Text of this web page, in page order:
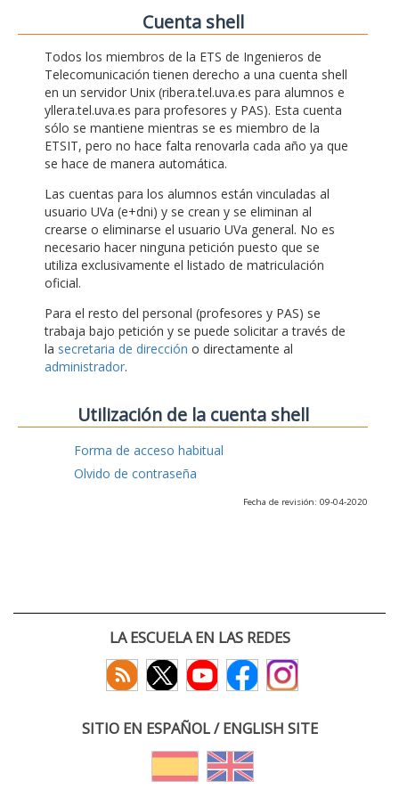
Cuenta shell
Todos los miembros de la ETS de Ingenieros de
Telecomunicación tienen derecho a una cuenta shell
en un servidor Unix (ribera.tel.uva.es para alumnos e
yllera.tel.uva.es para profesores y PAS). Esta cuenta
sólo se mantiene mientras se es miembro de la
ETSIT, pero no hace falta renovarla cada año ya que
se hace de manera automática.
Las cuentas para los alumnos están vinculadas al
usuario UVa (e+dni) y se crean y se eliminan al
crearse o eliminarse el usuario UVa general. No es
necesario hacer ninguna petición puesto que se
utiliza exclusivamente el listado de matriculación
oficial.
Para el resto del personal (profesores y PAS) se
trabaja bajo petición y se puede solicitar a través de
la secretaria de dirección o directamente al
administrador.
Utilización de la cuenta shell
Forma de acceso habitual
Olvido de contraseña
Fecha de revisión: 09-04-2020
LA ESCUELA EN LAS REDES
SITIO EN ESPAÑOL / ENGLISH SITE